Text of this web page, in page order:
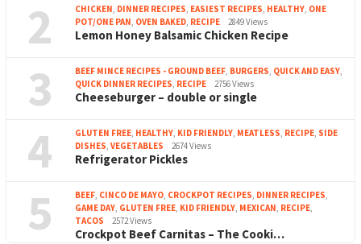
2 CHICKEN, DINNER RECIPES, EASIEST RECIPES, HEALTHY, ONE
POT/ONE PAN, OVEN BAKED, RECIPE 2849 Views
Lemon Honey Balsamic Chicken Recipe
3 BEEF MINCE RECIPES - GROUND BEEF, BURGERS, QUICK AND EASY,
QUICK DINNER RECIPES, RECIPE 2756 Views
Cheeseburger – double or single
4 GLUTEN FREE, HEALTHY, KID FRIENDLY, MEATLESS, RECIPE, SIDE
DISHES, VEGETABLES 2674 Views
Refrigerator Pickles
5 BEEF, CINCO DE MAYO, CROCKPOT RECIPES, DINNER RECIPES,
GAME DAY, GLUTEN FREE, KID FRIENDLY, MEXICAN, RECIPE,
TACOS
2572 Views
Crockpot Beef Carnitas – The Cooki…